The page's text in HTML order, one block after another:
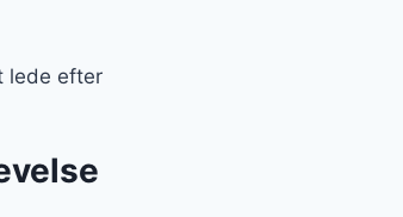
lede efter